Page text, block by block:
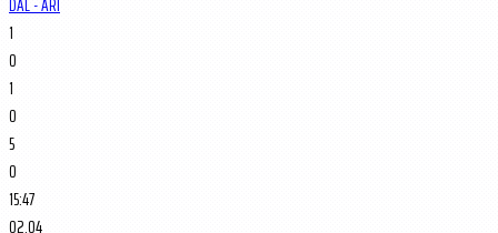
1
0
1
0
5
0
15:47
02.04